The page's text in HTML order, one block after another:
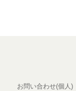
お問い合わせ(個人)